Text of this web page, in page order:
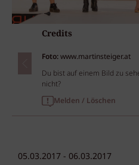
Credits
Foto:www.martinsteiger.at
Du bist auf einem Bild zu
nicht?
Melden / Löschen
05.03.2017 - 06.03.2017